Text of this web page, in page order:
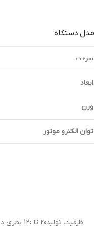
مدل دستگاه
سرعت
ابعاد
وزن
توان الكترو موتور